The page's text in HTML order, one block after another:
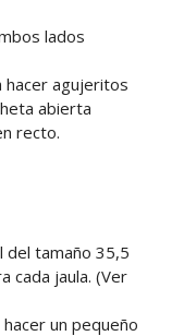
lados
hacer agujeritos
abierta
recto.
del tamaño 35,5
cada jaula. (Ver
un pequeño